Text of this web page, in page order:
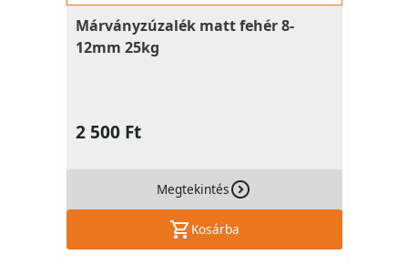
Márványzúzalék matt fehér 8-
12mm 25kg
2 500 Ft
Megtekintés
Kosárba